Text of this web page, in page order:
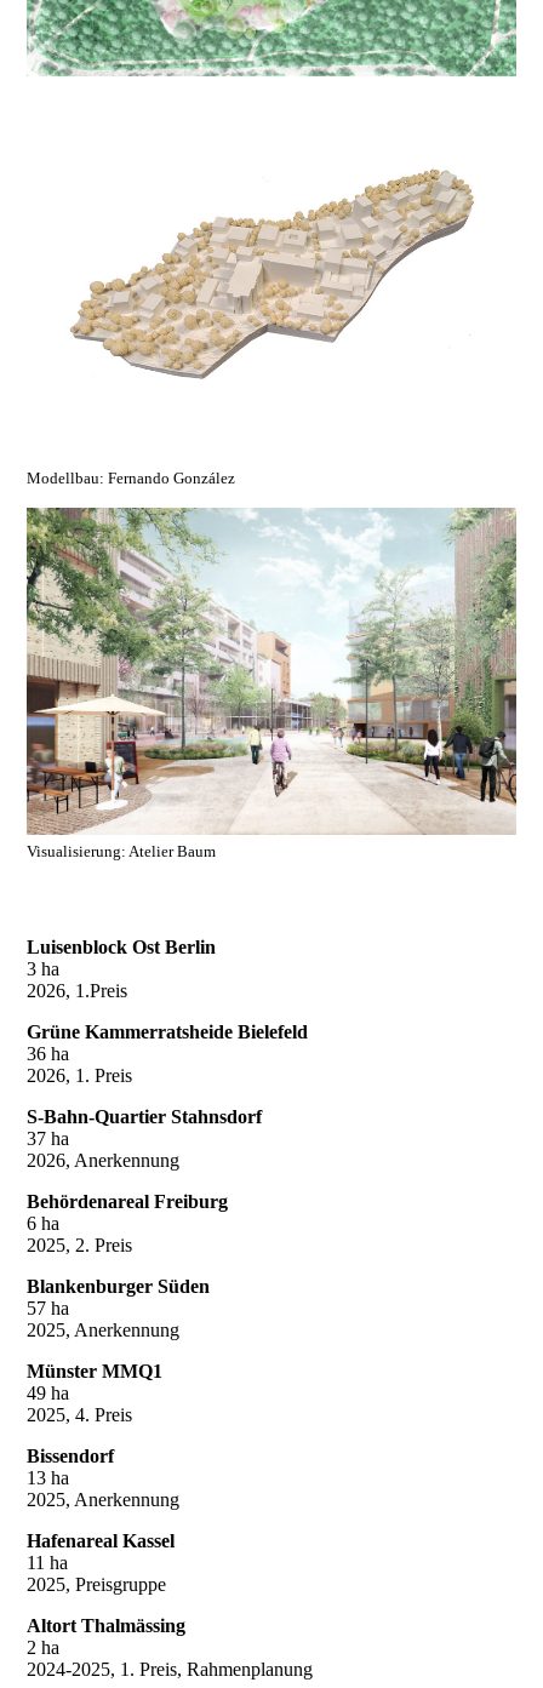
Modellbau: Fernando González
Visualisierung: Atelier Baum
Luisenblock Ost Berlin
3 ha
2026, 1.Preis
Grüne Kammerratsheide Bielefeld
36 ha
2026, 1. Preis
S-Bahn-Quartier Stahnsdorf
37 ha
2026, Anerkennung
Behördenareal Freiburg
6 ha
2025, 2. Preis
Blankenburger Süden
57 ha
2025, Anerkennung
Münster MMQ1
49 ha
2025, 4. Preis
Bissendorf
13 ha
2025, Anerkennung
Hafenareal Kassel
11 ha
2025, Preisgruppe
Altort Thalmässing
2 ha
2024-2025, 1. Preis, Rahmenplanung